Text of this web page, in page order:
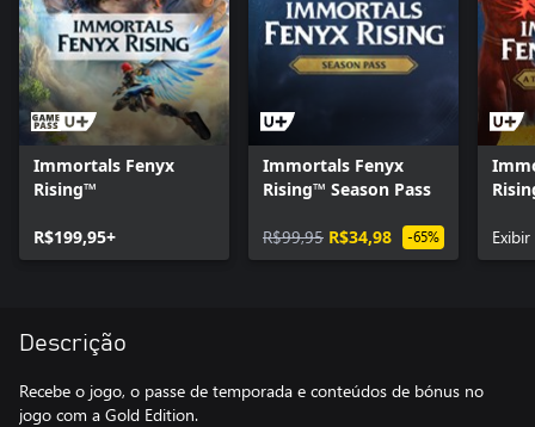
Immortals Fenyx
Rising™
R$199,95+
Immortals Fenyx
Rising™ Season Pass
R$99,95 R$34,98 -65%
Descrição
Recebe o jogo, o passe de temporada e conteúdos de bónus no
jogo com a Gold Edition.